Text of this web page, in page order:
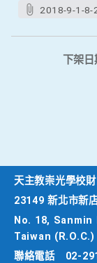
2018-9-1-8-
下架日
天主教崇光學校
23149 新北市新
No. 18,
Taiwan (R.O.C.)
聯絡電話
02-